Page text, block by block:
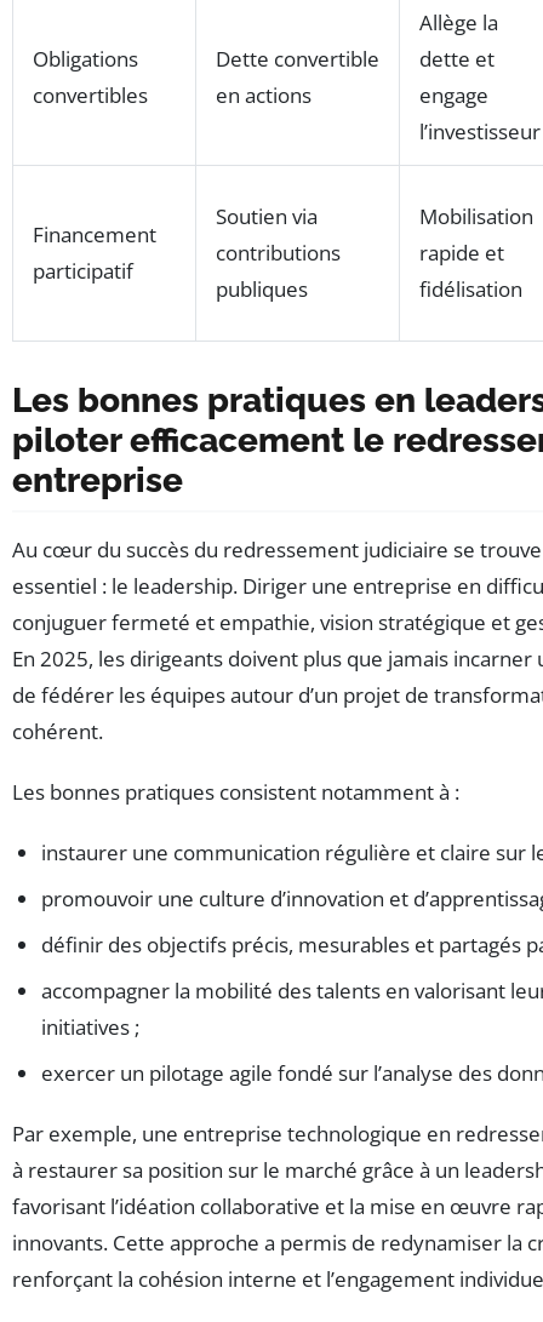
Obligations
convertibles
Dette convertible
en actions
Allège la
dette et
engage
l’investisseur
Financement
participatif
Soutien via
contributions
publiques
Mobilisation
rapide et
fidélisation
Les bonnes pratiques en
piloter efficacement le
entreprise
Au cœur du succès du redressement judiciaire se
essentiel : le leadership. Diriger une entreprise en
conjuguer fermeté et empathie, vision stratégique et
En 2025, les dirigeants doivent plus que jamais incarner
de fédérer les équipes autour d’un projet de
cohérent.
Les bonnes pratiques consistent notamment à :
instaurer une communication régulière et claire sur
promouvoir une culture d’innovation et
définir des objectifs précis, mesurables et partagés
accompagner la mobilité des talents en valorisant
initiatives ;
exercer un pilotage agile fondé sur l’analyse des
Par exemple, une entreprise technologique en
à restaurer sa position sur le marché grâce à un
favorisant l’idéation collaborative et la mise en œuvre
innovants. Cette approche a permis de redynamiser la
renforçant la cohésion interne et l’engagement